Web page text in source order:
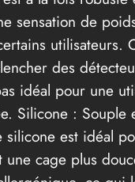
sensation de
utilisateurs.
des
idéal pour une
Silicone : Souple
silicone est idéal
une cage plus